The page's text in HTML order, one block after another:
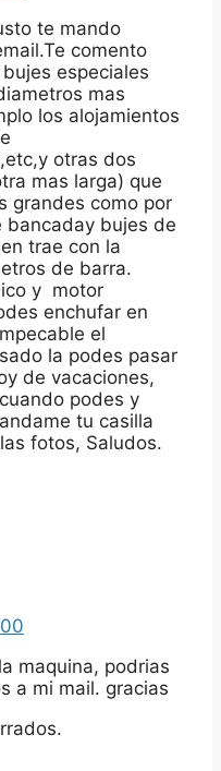
te mando
comento
especiales
mas
los alojamientos
otras dos
mas larga) que
grandes como por
bancaday bujes de
trae con la
de barra.
y motor
enchufar en
el
la podes pasar
de vacaciones,
podes y
tu casilla
fotos, Saludos.
maquina, podrias
a mi mail. gracias